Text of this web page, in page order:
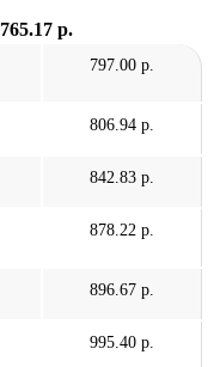
765.17 р.
797.00 р.
806.94 р.
842.83 р.
878.22 р.
896.67 р.
995.40 р.